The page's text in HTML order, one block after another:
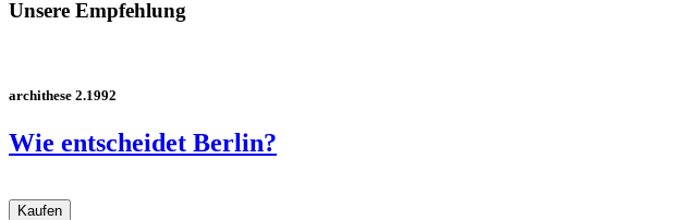
Unsere Empfehlung
archithese 2.1992
Wie entscheidet Berlin?